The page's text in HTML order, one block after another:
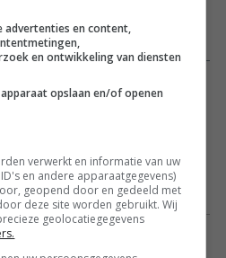
dag van de maanden
Met
in Reynauds bekende no-
fotografie van Marie-
om te koken met wat het
meer
advertenties en content,
en ontwikkeling van diensten
opslaan en/of openen
verwerkt en informatie van uw
en andere apparaatgegevens)
geopend door en gedeeld met
deze site worden gebruikt. Wij
geolocatiegegevens